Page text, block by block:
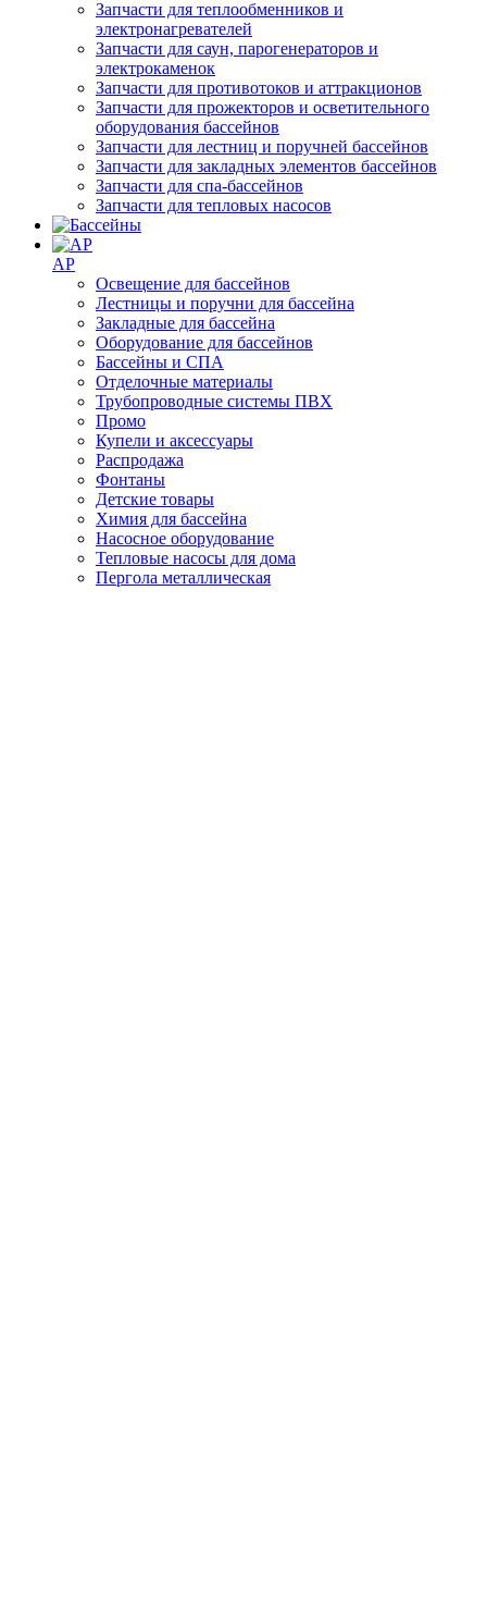
Запчасти для теплообменников и
электронагревателей
Запчасти для саун, парогенераторов и
электрокаменок
Запчасти для противотоков и аттракционов
Запчасти для прожекторов и осветительного
оборудования бассейнов
Запчасти для лестниц и поручней бассейнов
Запчасти для закладных элементов бассейнов
Запчасти для спа-бассейнов
Запчасти для тепловых насосов
AP
Освещение для бассейнов
Лестницы и поручни для бассейна
Закладные для бассейна
Оборудование для бассейнов
Бассейны и СПА
Отделочные материалы
Трубопроводные системы ПВХ
Промо
Купели и аксессуары
Распродажа
Фонтаны
Детские товары
Химия для бассейна
Насосное оборудование
Тепловые насосы для дома
Пергола металлическая